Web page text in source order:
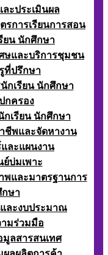
ละประเมินผล
การเรียนการสอน
ยน นักศึกษา
ษและบริการชุมชน
ที่ปรึกษา
กเรียน นักศึกษา
กครอง
กเรียน นักศึกษา
ชีพและจัดหางาน
ละแผนงาน
ย์บ่มเพาะ
และมาตรฐานการ
กษา
ละงบประมาณ
มร่วมมือ
ลสารสนเทศ